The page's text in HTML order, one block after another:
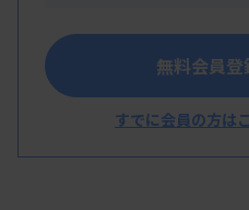
無料会員登
すでに会員の方は